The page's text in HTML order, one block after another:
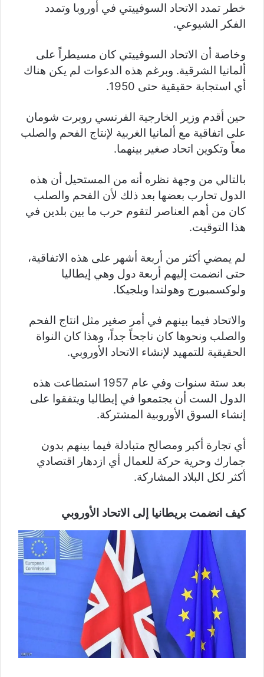
خطر تمدد الاتحاد السوفييتي في أوروبا وتمدد
الفكر الشيوعي.
وخاصة أن الاتحاد السوفييتي كان مسيطراً على
ألمانيا الشرقية. وبرغم هذه الدعوات لم يكن هناك
أي استجابة حقيقية حتى 1950.
حين أقدم وزير الخارجية الفرنسي روبرت شومان
على اتفاقية مع ألمانيا الغربية لإنتاج الفحم والصلب
معاً وتكوين اتحاد صغير بينهما.
بالتالي من وجهة نظره أنه من المستحيل أن هذه
الدول تحارب بعضها بعد ذلك لأن الفحم والصلب
كان من أهم العناصر لتقوم حرب ما بين بلدين في
هذا التوقيت.
لم يمضي أكثر من أربعة أشهر على هذه الاتفاقية،
حتى انضمت إليهم أربعة دول وهي إيطاليا
ولوكسمبورج وهولندا وبلجيكا.
والاتحاد فيما بينهم في أمر صغير مثل انتاج الفحم
والصلب ونحوها كان ناجحاً جداً، وهذا كان النواة
الحقيقية للتمهيد لإنشاء الاتحاد الأوروبي.
بعد ستة سنوات وفي عام 1957 استطاعت هذه
الدول الست أن يجتمعوا في إيطاليا ويتفقوا على
إنشاء السوق الأوروبية المشتركة.
أي تجارة أكبر ومصالح متبادلة فيما بينهم بدون
جمارك وحرية حركة للعمال أي ازدهار اقتصادي
أكثر لكل البلاد المشاركة.
كيف انضمت بريطانيا إلى الاتحاد الأوروبي